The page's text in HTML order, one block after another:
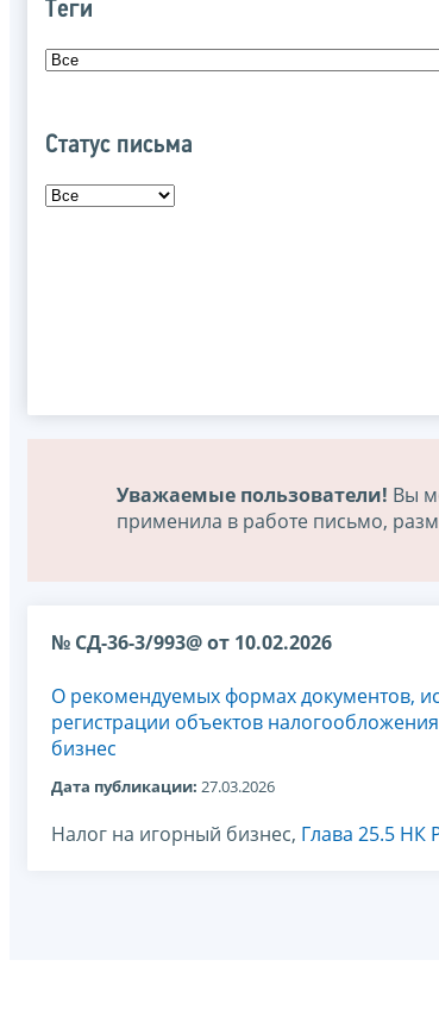
Теги
Статус письма
Уважаемые пользователи! Вы
применила в работе письмо,
№ СД-36-3/993@ от 10.02.2026
О рекомендуемых формах документов,
регистрации объектов
бизнес
Дата публикации: 27.03.2026
Налог на игорный бизнес, Глава 25.5 НК